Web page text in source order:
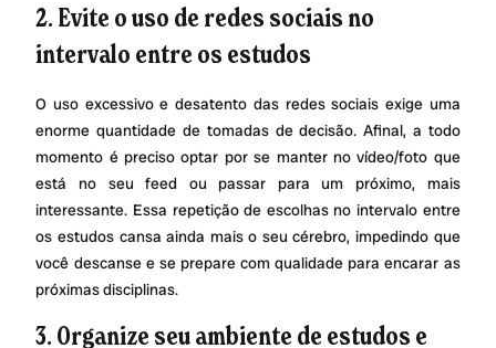
2. Evite o uso de redes sociais no
intervalo entre os estudos
O uso excessivo e desatento das redes sociais exige uma
enorme quantidade de tomadas de decisão. Afinal, a todo
momento é preciso optar por se manter no vídeo/foto que
está no seu feed ou passar para um próximo, mais
interessante. Essa repetição de escolhas no intervalo entre
os estudos cansa ainda mais o seu cérebro, impedindo que
você descanse e se prepare com qualidade para encarar as
próximas disciplinas.
3. Organize seu ambiente de estudos e